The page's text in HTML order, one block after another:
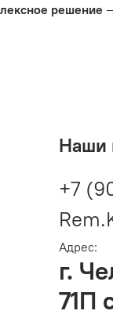
решение
Наши
+7
Адрес:
г.
71П